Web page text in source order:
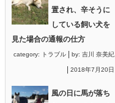
置され、辛そうに
している飼い犬を
見た場合の通報の仕方
category: トラブル by: 吉川 奈美紀
2018年7月20日
風の日に馬が落ち